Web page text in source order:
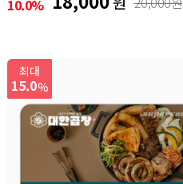
10.0%
최대
15.0%